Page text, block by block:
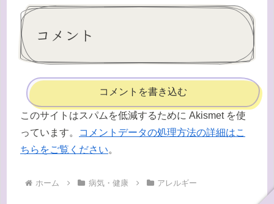
コメント
コメントを書き込む
このサイトはスパムを低減するために Akismet を使
っています。
コメントデータの処理方法の詳細はこ
ちらをご覧ください。
ホーム 病気・健康 アレルギー